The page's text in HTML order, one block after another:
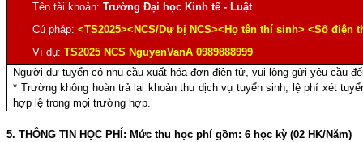
Tên tài khoản:Trường Đại học Kinh tế - Luật
Cú pháp: <TS2025><NCS/Dự bị NCS><Họ tên thí sinh> <Số điện
Ví dụ:TS2025 NCS NguyenVanA 0989888999
Người dự tuyển có nhu cầu xuất hóa đơn điện tử, vui lòng gửi yêu cầu
* Trường không hoàn trả lại khoản thu dịch vụ tuyển sinh, lệ phí xét
hợp lệ trong mọi trường hợp.
5. THÔNG TIN HỌC PHÍ: Mức thu học phí gồm: 6 học kỳ (02 HK/Năm)